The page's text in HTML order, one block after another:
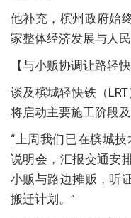
他补充，槟州政府始
家整体经济发展与人
【与小贩协调让路轻
谈及槟城轻快铁（
将启动主要施工阶段及
“上周我们已在槟城
说明会，汇报交通安
小贩与路边摊贩，听
搬迁计划。”